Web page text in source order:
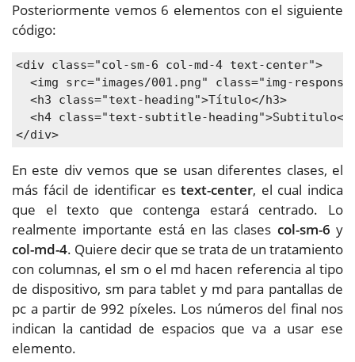
Posteriormente vemos 6 elementos con el siguiente
código:
<div class="col-sm-6 col-md-4 text-center">
<img src="images/001.png" class="img-
<h3 class="text-heading">Título</h3>
<h4 class="text-subtitle-heading">Subtitulo</
</div>
En este div vemos que se usan diferentes clases, el
más fácil de identificar estext-center, el cual indica
que el texto que contenga estará centrado. Lo
realmente importante está en las clases col-sm-6 y
col-md-4. Quiere decir que se trata de un tratamiento
con columnas, el sm o el md hacen referencia al tipo
de dispositivo, sm para tablet y md para pantallas de
pc a partir de 992 píxeles. Los números del final nos
indican la cantidad de espacios que va a usar ese
elemento.